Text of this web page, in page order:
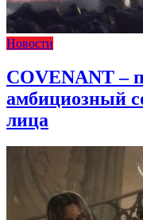
Новости
COVENANT –
амбициозный
лица